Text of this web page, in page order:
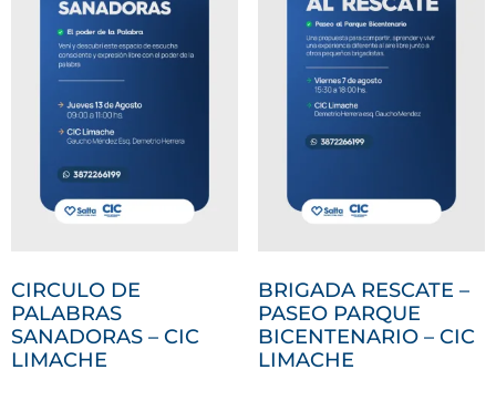
CIRCULO DE
PALABRAS
SANADORAS – CIC
LIMACHE
BRIGADA RESCATE –
PASEO PARQUE
BICENTENARIO – CIC
LIMACHE